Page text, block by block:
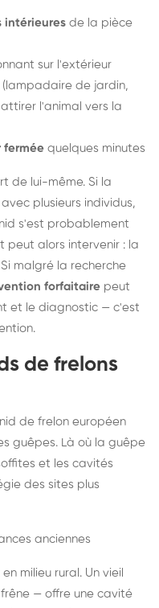
intérieures de la pièce
sur l'extérieur
(lampadaire de jardin,
l'animal vers la
fermée quelques minutes
de lui-même. Si la
plusieurs individus,
s'est probablement
peut alors intervenir : la
malgré la recherche
forfaitaire peut
et le diagnostic — c'est
de frelons
de frelon européen
guêpes. Là où la guêpe
et les cavités
des sites plus
anciennes
milieu rural. Un vieil
— offre une cavité